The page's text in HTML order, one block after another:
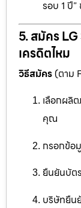
รอบ 1 ปี”
5. สมัคร
เครดิตไหม
วิธีสมัคร(ตาม
เลือกผลิ
คุณ
กรอกข้อ
ยืนยันบัต
บริษัทยืน